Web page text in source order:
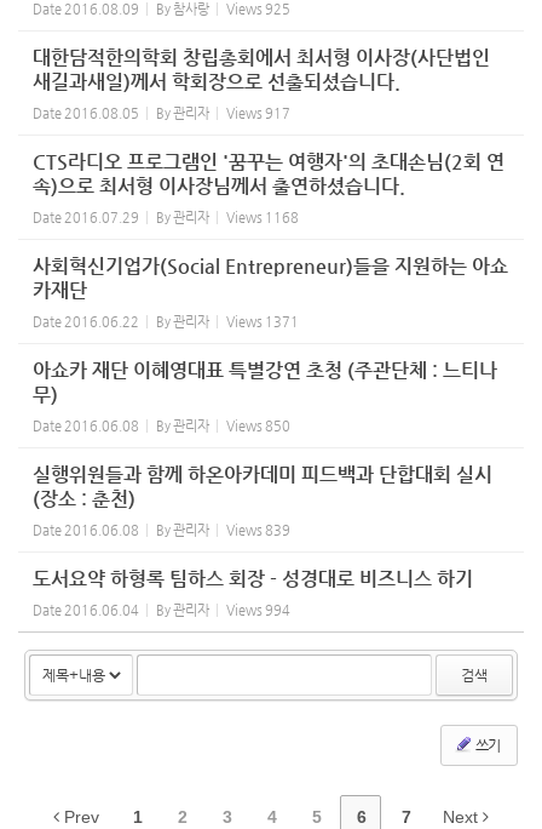
Date 2016.08.09 By 참사랑 Views 925
대한담적한의학회 창립총회에서 최서형 이사장(사단법인
새길과새일)께서 학회장으로 선출되셨습니다.
Date 2016.08.05 By관리자 Views 917
CTS라디오 프로그램인 '꿈꾸는 여행자'의 초대손님(2회 연
속)으로 최서형 이사장님께서 출연하셨습니다.
Date 2016.07.29 By관리자 Views 1168
사회혁신기업가(Social Entrepreneur)들을 지원하는 아쇼
카재단
Date 2016.06.22 By관리자 Views 1371
아쇼카 재단 이혜영대표 특별강연 초청 (주관단체 : 느티나
무)
Date 2016.06.08 By관리자 Views 850
실행위원들과 함께 하온아카데미 피드백과 단합대회 실시
(장소 : 춘천)
Date 2016.06.08 By관리자 Views 839
도서요약 하형록 팀하스 회장 - 성경대로 비즈니스 하기
Date 2016.06.04 By관리자 Views 994
검색
쓰기
Prev 1 2 3 4 5 6 7 Next